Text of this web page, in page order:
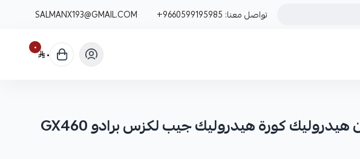
تواصل معنا: +9660599195985
SALMANX193@GMAIL.COM
٠ ٠
كور بالون هيدروليك كورة هيدروليك جيب لكزس برادو GX460